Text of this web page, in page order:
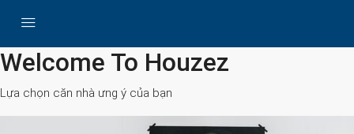
Search
Welcome To Houzez
Lựa chọn căn nhà ưng ý của bạn